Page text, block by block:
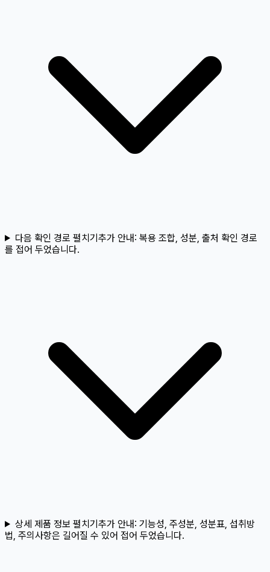
다음 확인 경로 펼치기추가 안내: 복용 조합, 성분, 출처 확인 경로
를 접어 두었습니다.
상세 제품 정보 펼치기추가 안내: 기능성, 주성분, 성분표, 섭취방
법, 주의사항은 길어질 수 있어 접어 두었습니다.